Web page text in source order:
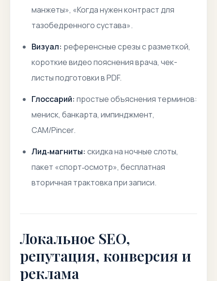
манжеты», «Когда нужен контраст для
тазобедренного сустава».
Визуал: референсные срезы с разметкой,
короткие видео пояснения врача, чек-
листы подготовки в PDF.
Глоссарий: простые объяснения терминов:
мениск, банкарта, импинджмент,
CAM/Pincer.
Лид‑магниты: скидка на ночные слоты,
пакет «спорт‑осмотр», бесплатная
вторичная трактовка при записи.
Локальное SEO,
репутация, конверсия и
реклама